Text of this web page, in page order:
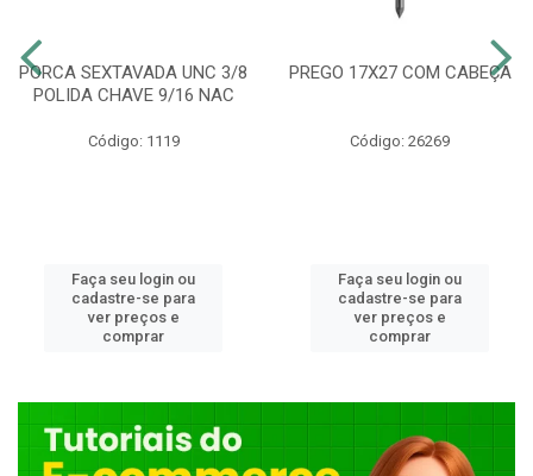
PORCA SEXTAVADA UNC 3/8
POLIDA CHAVE 9/16 NAC
Código: 1119
Faça seu login ou
cadastre-se para
ver preços e
comprar
PREGO 17X27 COM CABEÇA
Código: 26269
Faça seu login ou
cadastre-se para
ver preços e
comprar